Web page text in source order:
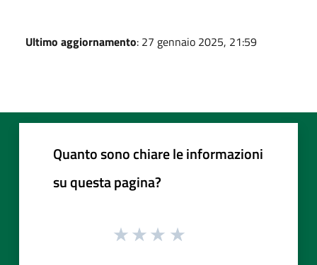
Ultimo aggiornamento: 27 gennaio 2025, 21:59
Quanto sono chiare le informazioni
su questa pagina?